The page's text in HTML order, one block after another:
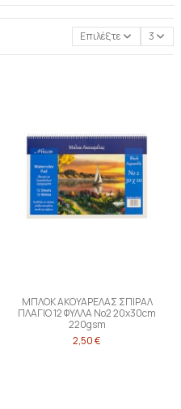
Επιλέξτε 3
ΜΠΛΟΚ ΑΚΟΥΑΡΕΛΑΣ ΣΠΙΡΑΛ
ΠΛΑΓΙΟ 12 ΦΥΛΛΑ Νo2 20x30cm
220gsm
2,50 €